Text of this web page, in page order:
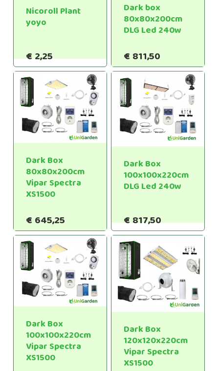
Nicoroll Plant
yoyo
€2,25
Dark box
80x80x200cm
DLG Led 240w
€ 811,50
Dark Box
80x80x200cm
Vipar Spectra
XS1500
€ 645,25
Dark Box
100x100x220cm
DLG Led 240w
€817,50
Dark Box
100x100x220cm
Vipar Spectra
XS1500
Dark Box
120x120x220cm
Vipar Spectra
XS1500